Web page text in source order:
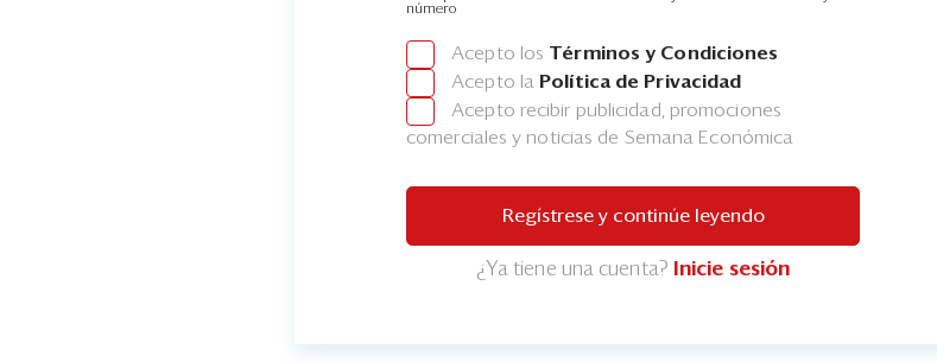
número
Acepto los Términos y Condiciones
Acepto la Política de Privacidad
Acepto recibir publicidad, promociones
comerciales y noticias de Semana Económica
Regístrese y continúe leyendo
¿Ya tiene una cuenta? Inicie sesión